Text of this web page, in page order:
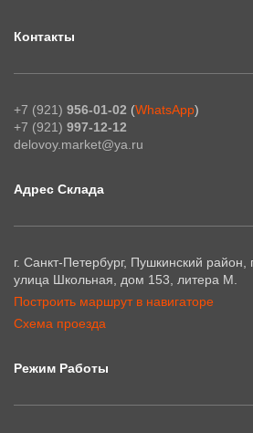
Контакты
+7 (921) 956-01-02 (WhatsApp)
+7 (921) 997-12-12
delovoy.market@ya.ru
Адрес Склада
г. Санкт-Петербург, Пушкинский
улица Школьная, дом 153, литера М.
Построить маршрут в навигаторе
Схема проезда
Режим Работы